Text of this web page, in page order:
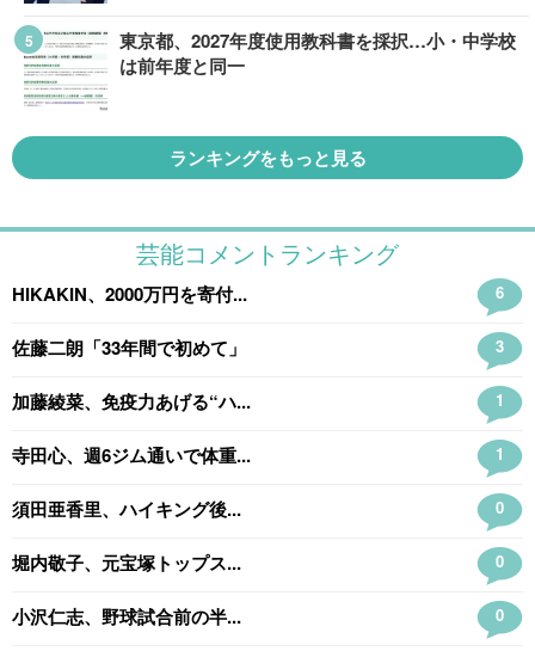
東京都、2027年度使用教科書を採択…小・中学校
は前年度と同一
ランキングをもっと見る